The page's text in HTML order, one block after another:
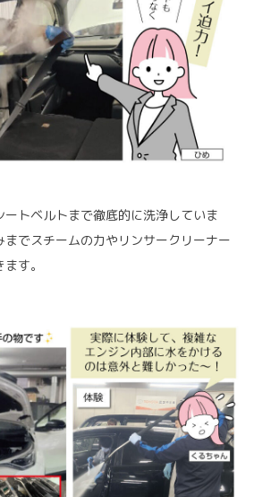
ートベルトまで徹底的に洗浄していま
でスチームの力やリンサークリーナー
す。